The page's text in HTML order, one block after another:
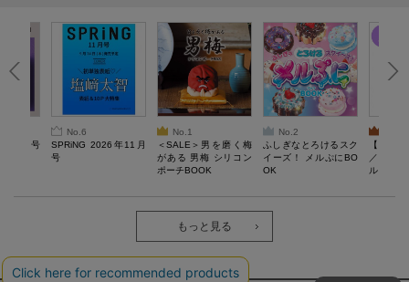
10月号
No.6
SPRiNG 2026年11月
号
No.1
＜SALE＞男を磨く梅
がある 男梅 シリコン
ポーチBOOK
No.2
ふしぎなとろけるスク
イーズ！ メルぷにBO
OK
【
／Lサ
ル）【
労回復ウ
もっと見る